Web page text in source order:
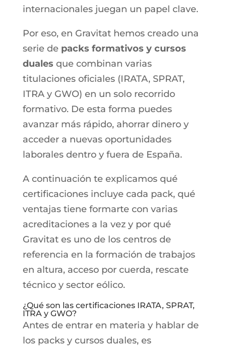
internacionales juegan un papel clave.
Por eso, en Gravitat hemos creado una
serie de packs formativos y cursos
duales que combinan varias
titulaciones oficiales (IRATA, SPRAT,
ITRA y GWO) en un solo recorrido
formativo. De esta forma puedes
avanzar más rápido, ahorrar dinero y
acceder a nuevas oportunidades
laborales dentro y fuera de España.
A continuación te explicamos qué
certificaciones incluye cada pack, qué
ventajas tiene formarte con varias
acreditaciones a la vez y por qué
Gravitat es uno de los centros de
referencia en la formación de trabajos
en altura, acceso por cuerda, rescate
técnico y sector eólico.
¿Qué son las certificaciones IRATA, SPRAT,
ITRA y GWO?
Antes de entrar en materia y hablar de
los packs y cursos duales, es